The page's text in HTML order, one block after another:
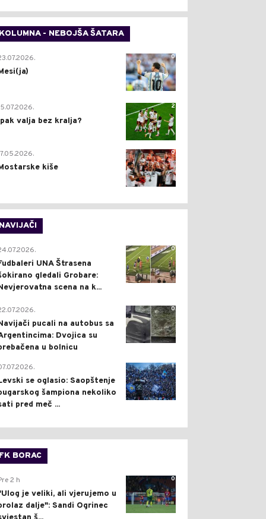
KOLUMNA - NEBOJŠA ŠATARA
0
2
valja bez kralja?
0
kiše
NAVIJAČI
0
UNA Štrasena
gledali Grobare:
scena na k...
0
pucali na autobus sa
Dvojica su
u bolnicu
1
se oglasio: Saopštenje
šampiona nekoliko
pred meč ...
FK BORAC
0
2 h
je veliki, ali vjerujemo u
dalje": Sandi Ogrinec